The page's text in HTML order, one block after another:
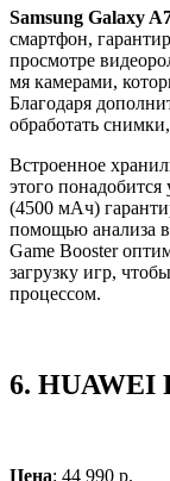
Samsung Galaxy
смартфон,
просмотре
мя камерами,
Благодаря
обработать
Встроенное
этого
(4500 мАч)
помощью анализа
Game Booster
загрузку игр,
процессом.
6. HUAWEI
Цена: 44 990 р.